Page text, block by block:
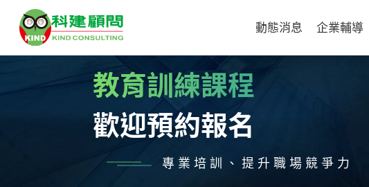
動態消息 企業輔導
教育訓練課程
歡迎預約報名
專業培訓、提升職場競爭力